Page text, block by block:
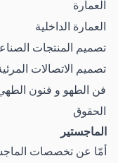
العمارة
العمارة الداخلية
تصميم المنتجات
تصميم الاتصالات
فن الطهو و فنون
الحقوق
الماجستير
أمّا عن تخصصات